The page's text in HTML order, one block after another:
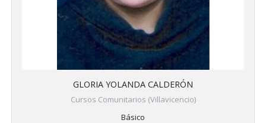
GLORIA YOLANDA CALDERÓN
Cursos Comunitarios (Villavicencio)
Básico